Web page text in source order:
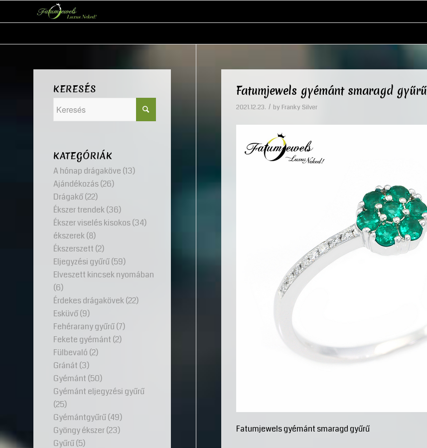
Fatumjewels gyémánt smaragd gyűrű
2021.12.23. / by Franky Silver
Fatumjewels gyémánt smaragd gyűrű
KERESÉS
KATEGÓRIÁK
A hónap drágaköve (13)
Ajándékozás(26)
Drágakő(22)
Ékszer trendek(36)
Ékszer viselés kisokos(34)
ékszerek(8)
Ékszerszett (2)
Eljegyzési gyűrű(59)
Elveszett kincsek nyomában
(6)
Érdekes drágakövek(22)
Esküvő(9)
Fehérarany gyűrű(7)
Fekete gyémánt (2)
Fülbevaló (2)
Gránát (3)
Gyémánt (50)
Gyémánt eljegyzési gyűrű
(25)
Gyémántgyűrű(49)
Gyöngy ékszer(23)
Gyűrű(5)